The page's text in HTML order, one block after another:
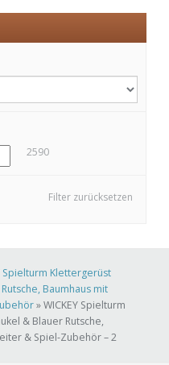
2590
Filter zurücksetzen
Spielturm Klettergerüst
Baumhaus mit
»WICKEY Spielturm
& Blauer Rutsche,
& Spiel-Zubehör – 2